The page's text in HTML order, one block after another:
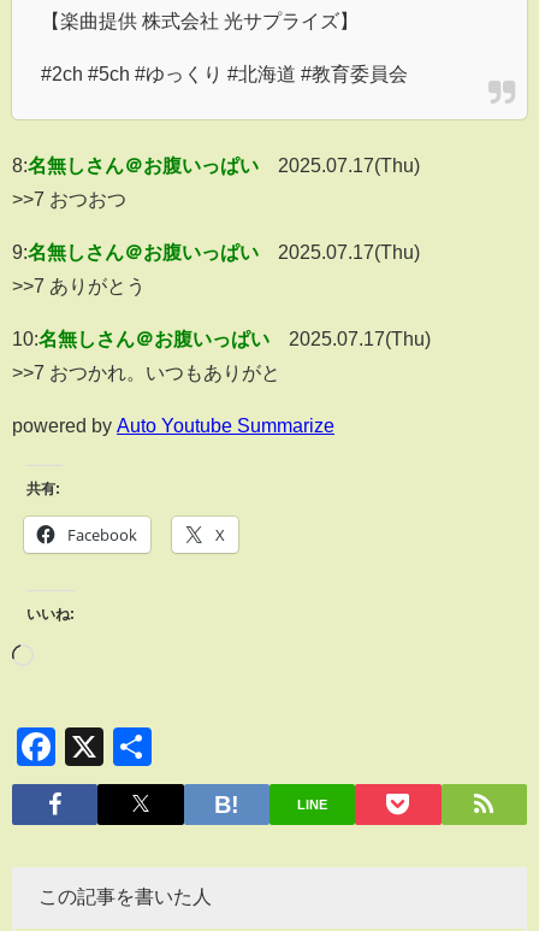
【楽曲提供 株式会社 光サプライズ】
#2ch #5ch #ゆっくり #北海道 #教育委員会
8:名無しさん＠お腹いっぱい
2025.07.17(Thu)
>>7 おつおつ
9:名無しさん＠お腹いっぱい
2025.07.17(Thu)
>>7 ありがとう
10:名無しさん＠お腹いっぱい
2025.07.17(Thu)
>>7 おつかれ。いつもありがと
powered by Auto Youtube Summarize
共有:
Facebook X
いいね:
Facebook
X
有
LINE
この記事を書いた人